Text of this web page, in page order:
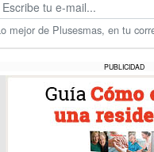
mejor de Plusesmas, en tu
PUBLICIDAD